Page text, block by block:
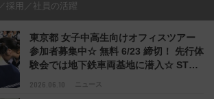
採用／社員の活躍
2026.06.10 ニュース
東京都 女子中高生向けオフィスツアー
参加者募集中☆ 無料 6/23 締切！ 先行体
験会では地下鉄車両基地に潜入☆ STEM